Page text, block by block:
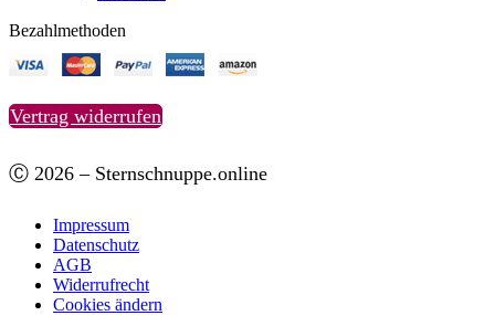
Bezahlmethoden
Vertrag widerrufen
Ⓒ 2026 – Sternschnuppe.online
Impressum
Datenschutz
AGB
Widerrufrecht
Cookies ändern